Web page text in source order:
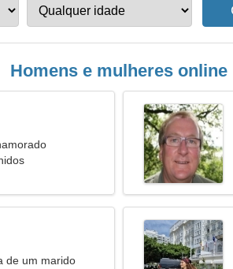
Homens e mulheres online
de um marido